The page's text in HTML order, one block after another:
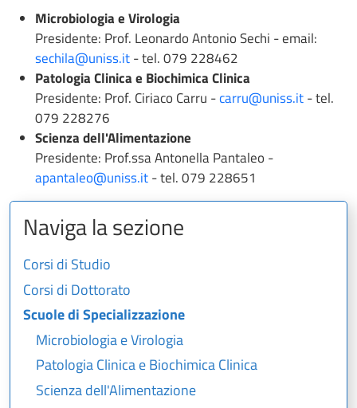
Microbiologia e Virologia
Presidente: Prof. Leonardo Antonio Sechi - email:
sechila@uniss.it- tel. 079 228462
Patologia Clinica e Biochimica Clinica
Presidente: Prof. Ciriaco Carru -carru@uniss.it- tel.
079 228276
Scienza dell'Alimentazione
Presidente: Prof.ssa Antonella Pantaleo -
apantaleo@uniss.it- tel. 079 228651
Naviga la sezione
Corsi di Studio
Corsi di Dottorato
Scuole di Specializzazione
Microbiologia e Virologia
Patologia Clinica e Biochimica Clinica
Scienza dell'Alimentazione